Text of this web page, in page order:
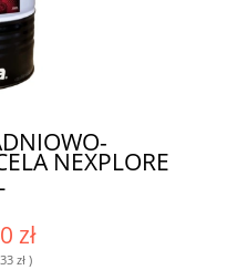
NEXPLORE
zł
zł)